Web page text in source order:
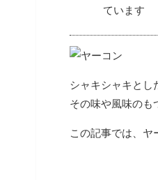
シャキシャキとし
その味や風味のも
この記事では、ヤ